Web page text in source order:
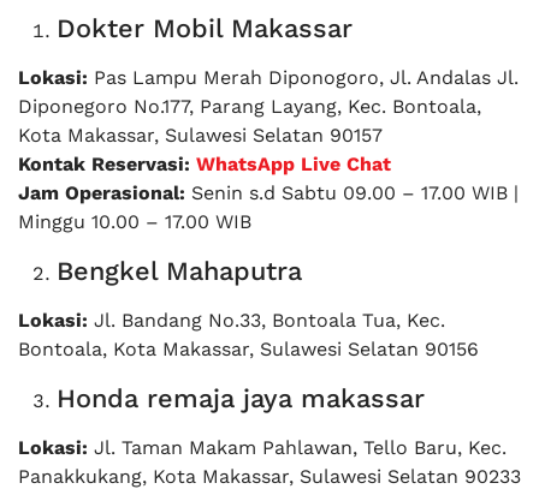
Dokter Mobil Makassar
Lokasi: Pas Lampu Merah Diponogoro, Jl. Andalas Jl.
Diponegoro No.177, Parang Layang, Kec. Bontoala,
Kota Makassar, Sulawesi Selatan 90157
Kontak Reservasi: WhatsApp Live Chat
Jam Operasional: Senin s.d Sabtu 09.00 – 17.00 WIB |
Minggu 10.00 – 17.00 WIB
Bengkel Mahaputra
Lokasi: Jl. Bandang No.33, Bontoala Tua, Kec.
Bontoala, Kota Makassar, Sulawesi Selatan 90156
Honda remaja jaya makassar
Lokasi: Jl. Taman Makam Pahlawan, Tello Baru, Kec.
Panakkukang, Kota Makassar, Sulawesi Selatan 90233